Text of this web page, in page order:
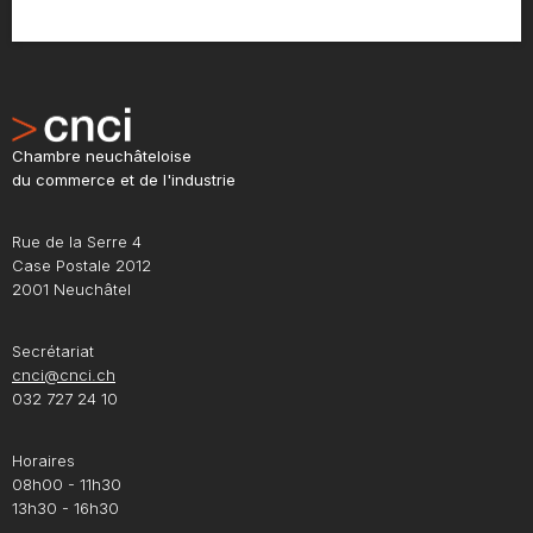
Chambre neuchâteloise
du commerce et de l'industrie
Rue de la Serre 4
Case Postale 2012
2001 Neuchâtel
Secrétariat
cnci@cnci.ch
032 727 24 10
Horaires
08h00 - 11h30
13h30 - 16h30